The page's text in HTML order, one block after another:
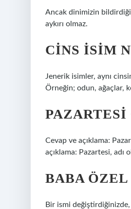
Ancak dinimizin bildirdiği
aykırı olmaz.
CINS ISIM
Jenerik isimler, aynı
Örneğin; odun, ağaçlar,
Cevap ve açıklama:
açıklama: Pazartesi,
BABA
Bir ismi